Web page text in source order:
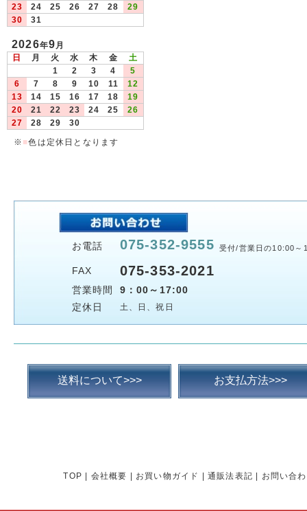
23
24 25 26 27 28
29
30
31
2026年9月
日
月 火 水 木 金
土
1
2 3 4
5
6
7 8 9 10 11
12
13
14 15 16 17 18
19
20
21 22 23 24 25
26
27
28 29
30
※ ■色は定休日となります
お電話 075-352-9555 受付/営業日の10:00～
FAX 075-353-2021
営業時間
9：00～17:00
定休日
土、日、祝日
送料について>>> お支払方法>>>
TOP 会社概要 お買い物ガイド 通販法表記 お問い合